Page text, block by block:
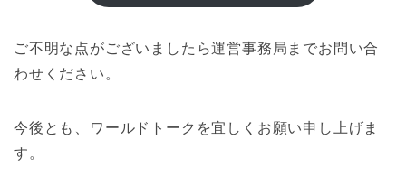
ご不明な点がございましたら運営事務局までお問い合
わせください。
今後とも、ワールドトークを宜しくお願い申し上げま
す。